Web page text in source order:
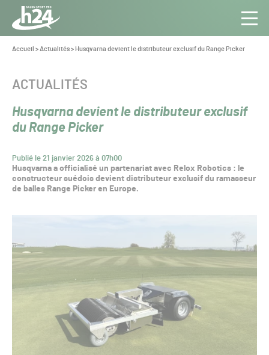
Panneau de gestion des cookies
Aller au contenu
Toute
l’info
Pro
Vous
Accueil >Actualités> Husqvarna devient le distributeur exclusif du Range Picker
Husqvarna devient le distributeur exclusif
du Range Picker
Publié le 21 janvier 2026 à 07h00
CATÉGORIE :
ACTUALITÉS
Husqvarna a officialisé un partenariat avec Relox Robotics : le
constructeur suédois devient distributeur exclusif du ramasseur
de balles Range Picker en Europe.